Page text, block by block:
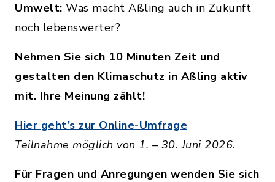
Umwelt: Was macht Aßling auch in Zukunft
noch lebenswerter?
Nehmen Sie sich 10 Minuten Zeit und
gestalten den Klimaschutz in Aßling aktiv
mit. Ihre Meinung zählt!
Hier geht’s zur Online-Umfrage
Teilnahme möglich von 1. – 30. Juni 2026.
Für Fragen und Anregungen wenden Sie sich